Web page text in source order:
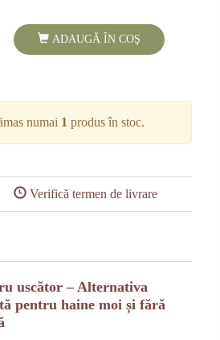
ADAUGĂ ÎN COŞ
numai 1 produs în stoc.
Verifică termen de livrare
uscător – Alternativa
pentru haine moi și fără